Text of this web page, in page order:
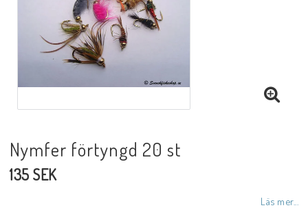
Nymfer förtyngd 20 st
135 SEK
Läs mer...